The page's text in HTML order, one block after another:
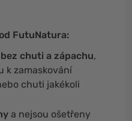
FutuNatura:
bez chuti a zápachu,
k zamaskování
chuti jakékoli
a nejsou ošetřeny